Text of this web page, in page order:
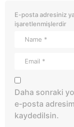
E-posta adresiniz
işaretlenmişlerdir
Daha sonraki
e-posta
kaydedilsin.